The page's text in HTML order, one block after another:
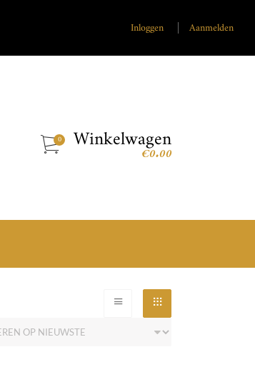
Inloggen Aanmelden
Winkelwagen
€0.00